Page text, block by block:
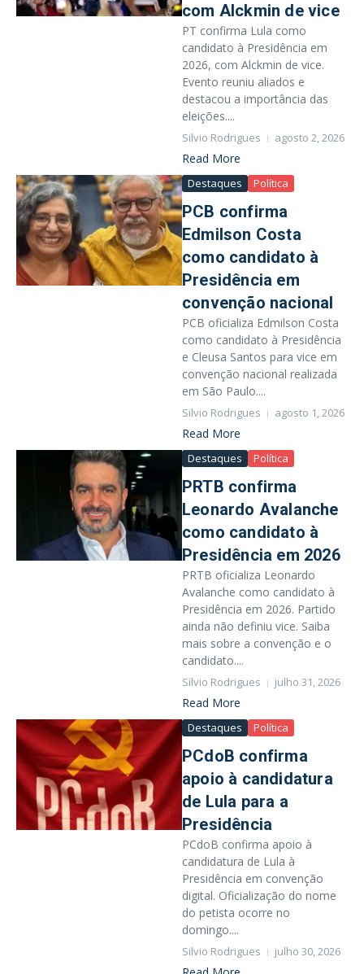
com Alckmin de vice
PT confirma Lula como
candidato à Presidência em
2026, com Alckmin de vice.
Evento reuniu aliados e
destacou a importância das
eleições....
Silvio Rodrigues agosto 2, 2026
Read More
Destaques Política
PCB confirma
Edmilson Costa
como candidato à
Presidência em
convenção nacional
PCB oficializa Edmilson Costa
como candidato à Presidência
e Cleusa Santos para vice em
convenção nacional realizada
em São Paulo....
Silvio Rodrigues agosto 1, 2026
Read More
Destaques Política
PRTB confirma
Leonardo Avalanche
como candidato à
Presidência em 2026
PRTB oficializa Leonardo
Avalanche como candidato à
Presidência em 2026. Partido
ainda não definiu vice. Saiba
mais sobre a convenção e o
candidato....
Silvio Rodrigues julho 31, 2026
Read More
Destaques Política
PCdoB confirma
apoio à candidatura
de Lula para a
Presidência
PCdoB confirma apoio à
candidatura de Lula à
Presidência em convenção
digital. Oficialização do nome
do petista ocorre no
domingo....
Silvio Rodrigues julho 30, 2026